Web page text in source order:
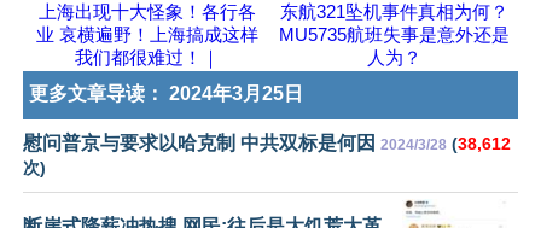
上海出现十大怪象！各行各
业 哀横遍野！上海搞成这样
我们都很难过！｜
东航321坠机事件真相为何？
MU5735航班失事是意外还是
人为？
更多文章导读： 2024年3月25日
慰问普京与要求以哈克制 中共双标是何因 2024/3/28 (38,612
次)